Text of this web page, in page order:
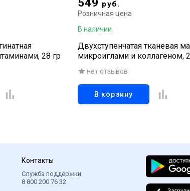
28 гр
549 руб.
Розничная цена
В наличии
Двухступенчатая тканевая
микроиглами и коллагеном,
нет отзывов
В корзину
Контакты
Служба поддержки
8 800 200 76 32